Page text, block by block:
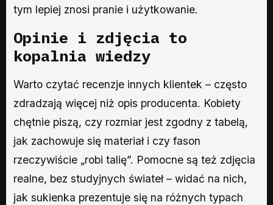
tym lepiej znosi pranie i użytkowanie.
Opinie i zdjęcia to
kopalnia wiedzy
Warto czytać recenzje innych klientek – często
zdradzają więcej niż opis producenta. Kobiety
chętnie piszą, czy rozmiar jest zgodny z tabelą,
jak zachowuje się materiał i czy fason
rzeczywiście „robi talię”. Pomocne są też zdjęcia
realne, bez studyjnych świateł – widać na nich,
jak sukienka prezentuje się na różnych typach